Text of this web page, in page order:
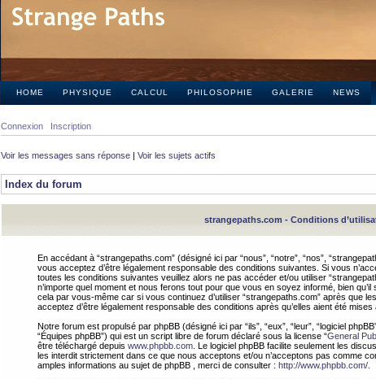
HOME PHYSIQUE CALCUL PHILOSOPHIE GALERIE NEWS
Connexion Inscription
Voir les messages sans réponse | Voir les sujets actifs
Index du forum
strangepaths.com - Conditions
En accédant à “strangepaths.com” (désigné ici par “nous”, “notre”, “nos”,
vous acceptez d’être légalement responsable des conditions suivantes. Si vous
toutes les conditions suivantes veuillez alors ne pas accéder et/ou utiliser
n’importe quel moment et nous ferons tout pour que vous en soyez informé, bien
cela par vous-même car si vous continuez d’utiliser “strangepaths.com” après que
acceptez d’être légalement responsable des conditions après qu’elles aient été mises
Notre forum est propulsé par phpBB (désigné ici par “ils”, “eux”, “leur”, “logiciel
“Équipes phpBB”) qui est un script libre de forum déclaré sous la license “General
être téléchargé depuis www.phpbb.com . Le logiciel phpBB facilite seulement les
les interdit strictement dans ce que nous acceptons et/ou n’acceptons pas comme
amples informations au sujet de phpBB , merci de consulter : http://www.phpbb.com/